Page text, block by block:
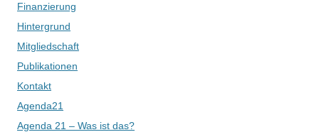
Finanzierung
Hintergrund
Mitgliedschaft
Publikationen
Kontakt
Agenda21
Agenda 21 – Was ist das?